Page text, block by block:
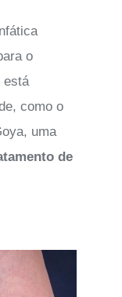
o
está
como o
uma
de